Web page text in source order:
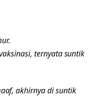
ternyata suntik
akhirnya di suntik